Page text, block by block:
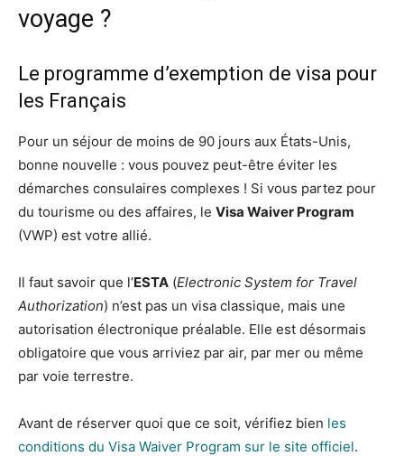
voyage ?
Le programme d’exemption de visa pour
les Français
Pour un séjour de moins de 90 jours aux États-Unis,
bonne nouvelle : vous pouvez peut-être éviter les
démarches consulaires complexes ! Si vous partez pour
du tourisme ou des affaires, le Visa Waiver Program
(VWP) est votre allié.
Il faut savoir que l’ESTA (Electronic System for Travel
Authorization) n’est pas un visa classique, mais une
autorisation électronique préalable. Elle est désormais
obligatoire que vous arriviez par air, par mer ou même
par voie terrestre.
Avant de réserver quoi que ce soit, vérifiez bien les
conditions du Visa Waiver Program sur le site officiel.